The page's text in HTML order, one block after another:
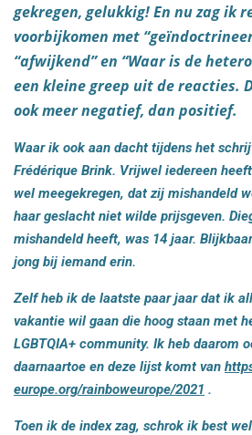
gekregen, gelukkig! En nu zag ik
voorbijkomen met
“afwijkend” en “Waar is de
een kleine greep uit de reacties.
ook meer negatief, dan positief.
Waar ik ook aan dacht tijdens het
Frédérique Brink. Vrijwel iedereen
wel meegekregen, dat zij mishandeld
haar geslacht niet wilde prijsgeven.
mishandeld heeft, was 14 jaar.
jong bij iemand erin.
Zelf heb ik de laatste paar jaar dat ik
vakantie wil gaan die hoog staan met
LGBTQIA+ community. Ik heb daarom
daarnaartoe en deze lijst komt van
europe.org/rainboweurope/2021 .
Toen ik de index zag, schrok ik best